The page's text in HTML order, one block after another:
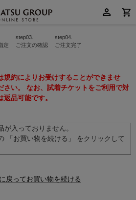
定
step03.
ご注文の確認
step04.
ご注文完了
規約によりお受けすることができませ
さい。 なお、試着チケットをご利用で対
品可能です。
入っておりません。
「お買い物を続ける」 をクリックして
戻ってお買い物を続ける